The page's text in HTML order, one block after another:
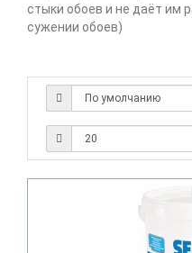
стыки обоев и не даёт им
сужении обоев)